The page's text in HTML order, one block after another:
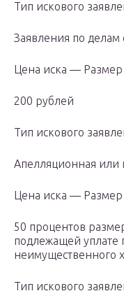
Тип искового
Заявления по делам
Цена иска —
200 рублей
Тип искового
Апелляционная или
Цена иска —
50 процентов
подлежащей уплате
неимущественного
Тип искового